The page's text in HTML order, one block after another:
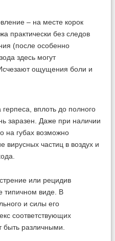
– на месте корок
практически без следов
(после особенно
здесь могут
ощущения боли и
вплоть до полного
заразен. Даже при наличии
на губах возможно
вирусных частиц в воздух и
или рецидив
типичном виде. В
и силы его
соответствующих
быть различными.